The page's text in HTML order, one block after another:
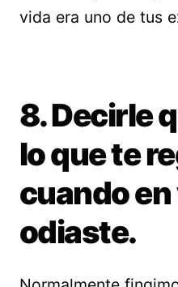
vida era uno de tus
8. Decirle
lo que te
cuando
odiaste.